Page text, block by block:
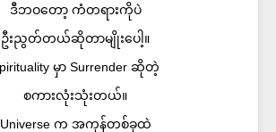
ဒီဘဝတော့ ကံတရားကိုပဲ
ဦးညွတ်တယ်ဆိုတာမျိုးပေါ့။
မှာ Surrender ဆိုတဲ့
စကားလုံးသုံးတယ်။
Universe က အကုန်တစ်ခုထဲ